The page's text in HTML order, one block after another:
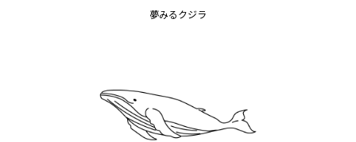
夢みるクジラ